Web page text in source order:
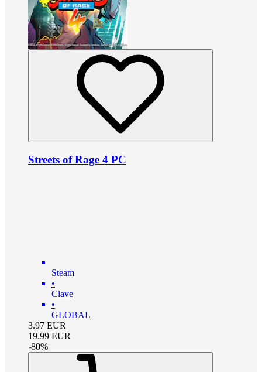
Streets of Rage 4 PC
Steam
•
Clave
•
GLOBAL
3.97 EUR
19.99 EUR
-80%